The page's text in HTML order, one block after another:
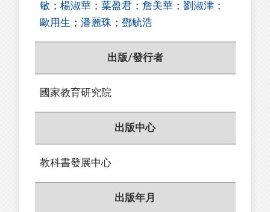
敏 ； 楊淑華 ； 葉盈君 ； 詹美華 ； 劉淑津 ；
歐用生 ； 潘麗珠 ； 鄧毓浩
出版/發行者
國家教育研究院
出版中心
教科書發展中心
出版年月